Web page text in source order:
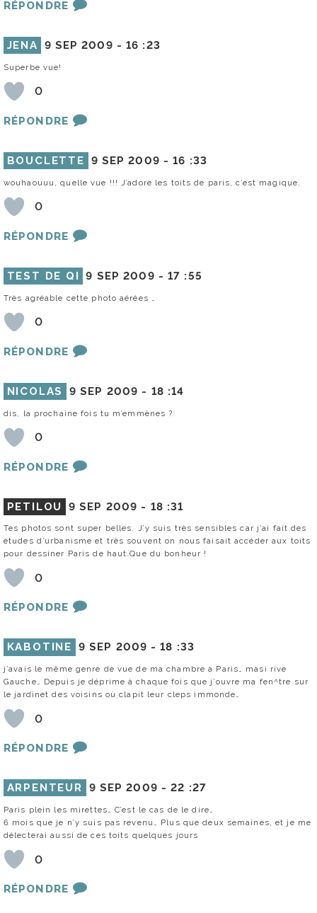
RÉPONDRE
JENA 9 SEP 2009 -16 :23
Superbe vue!
0
RÉPONDRE
BOUCLETTE 9 SEP 2009 -16 :33
wouhaouuu, quelle vue !!! J’adore les toits de paris, c’est magique.
0
RÉPONDRE
TEST DE QI 9 SEP 2009 -17 :55
Très agréable cette photo aérées …
0
RÉPONDRE
NICOLAS 9 SEP 2009 - 18 :14
dis, la prochaine fois tu m’emmènes ?
0
RÉPONDRE
PETILOU 9 SEP 2009 - 18 :31
Tes photos sont super belles. J’y suis très sensibles car j’ai fait des
études d’urbanisme et très souvent on nous faisait accéder aux toits
pour dessiner Paris de haut.Que du bonheur !
0
RÉPONDRE
KABOTINE 9 SEP 2009 -18 :33
j’avais le même genre de vue de ma chambre à Paris… masi rive
Gauche… Depuis je déprime à chaque fois que j’ouvre ma fen^tre sur
le jardinet des voisins où clapit leur cleps immonde…
0
RÉPONDRE
ARPENTEUR 9 SEP 2009 -22 :27
Paris plein les mirettes… C’est le cas de le dire…
6 mois que je n’y suis pas revenu… Plus que deux semaines, et je me
délecterai aussi de ces toits quelques jours
0
RÉPONDRE